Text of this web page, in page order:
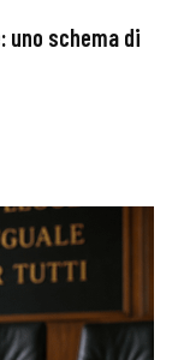
schema di